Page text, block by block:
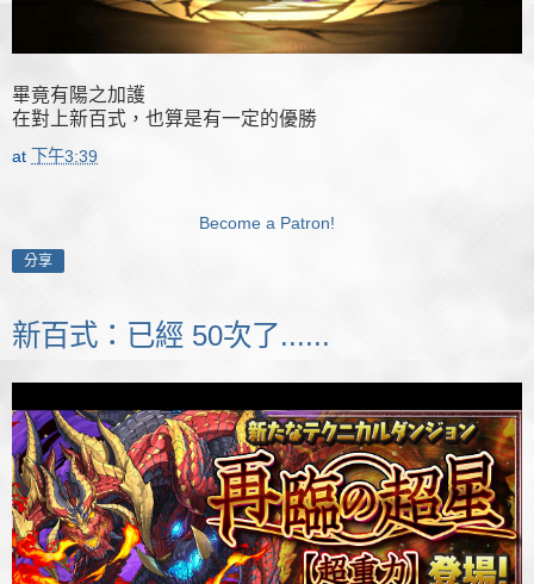
畢竟有陽之加護
在對上新百式，也算是有一定的優勝
at 下午3:39
Become a Patron!
分享
新百式：已經 50次了......